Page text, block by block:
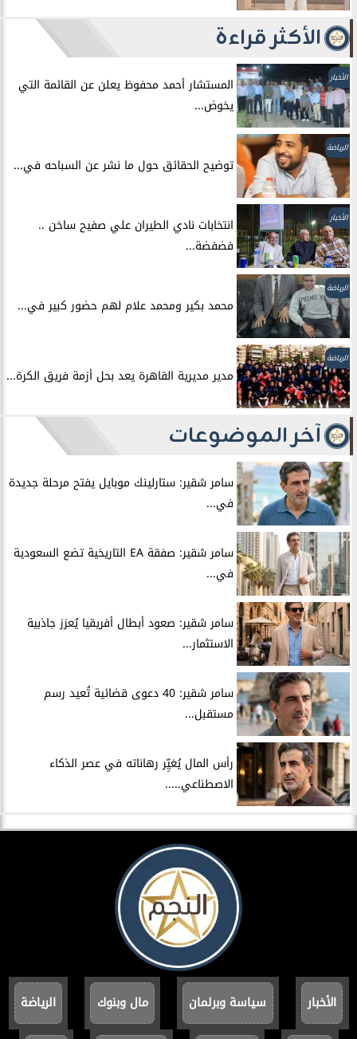
الأكثر قراءة
الأخبار
المستشار أحمد محفوظ يعلن عن القائمة التي
يخوض...
الرياضة
توضيح الحقائق حول ما نشر عن السباحه في...
الأخبار
انتخابات نادي الطيران علي صفيح ساخن ..
فضفضة...
الرياضة
محمد بكير ومحمد علام لهم حضور كبير في...
الرياضة
مدير مديرية القاهرة يعد بحل أزمة فريق الكرة...
آخر الموضوعات
سامر شقير: ستارلينك موبايل يفتح مرحلة جديدة
في...
سامر شقير: صفقة EA التاريخية تضع السعودية
في...
سامر شقير: صعود أبطال أفريقيا يُعزز جاذبية
الاستثمار...
سامر شقير: 40 دعوى قضائية تُعيد رسم
مستقبل...
رأس المال يُغيِّر رهاناته في عصر الذكاء
الاصطناعي.....
الأخبار سياسة وبرلمان مال وبنوك الرياضة